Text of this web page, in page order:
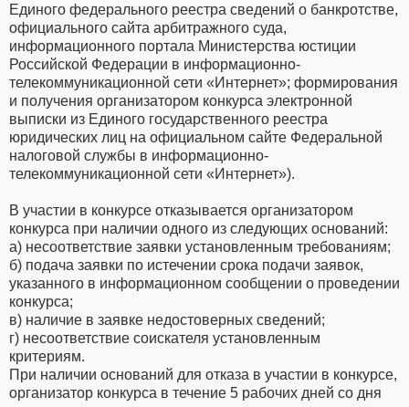
Единого федерального реестра сведений о банкротстве,
официального сайта арбитражного суда,
информационного портала Министерства юстиции
Российской Федерации в информационно-
телекоммуникационной сети «Интернет»; формирования
и получения организатором конкурса электронной
выписки из Единого государственного реестра
юридических лиц на официальном сайте Федеральной
налоговой службы в информационно-
телекоммуникационной сети «Интернет»).
В участии в конкурсе отказывается организатором
конкурса при наличии одного из следующих оснований:
а) несоответствие заявки установленным требованиям;
б) подача заявки по истечении срока подачи заявок,
указанного в информационном сообщении о проведении
конкурса;
в) наличие в заявке недостоверных сведений;
г) несоответствие соискателя установленным
критериям.
При наличии оснований для отказа в участии в конкурсе,
организатор конкурса в течение 5 рабочих дней со дня